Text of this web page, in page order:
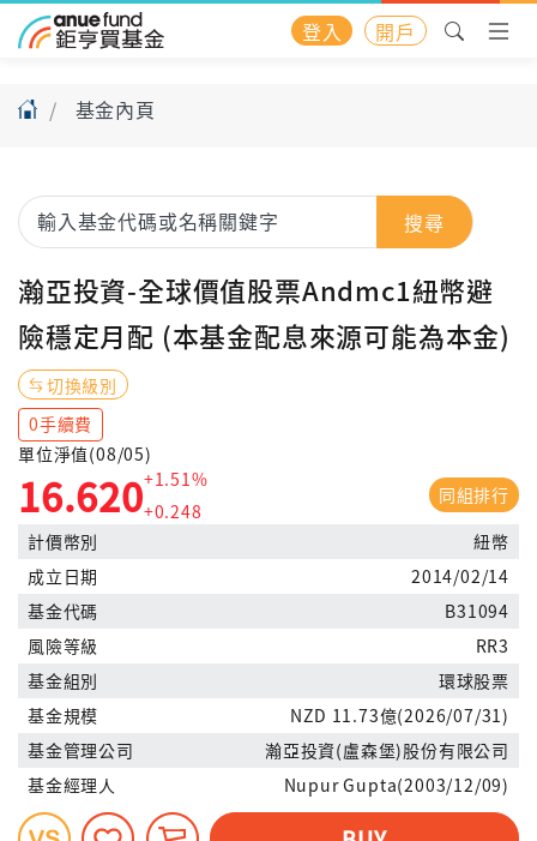
登入 開戶
基金內頁
搜尋
瀚亞投資-全球價值股票Andmc1紐幣避
險穩定月配 (本基金配息來源可能為本金)
切換級別
0手續費
單位淨值(08/05)
16.620+1.51%
+0.248
同組排行
計價幣別
紐幣
成立日期
2014/02/14
基金代碼
B31094
風險等級
RR3
基金組別
環球股票
基金規模
NZD 11.73億(2026/07/31)
基金管理公司
瀚亞投資(盧森堡)股份有限公司
基金經理人
Nupur Gupta(2003/12/09)